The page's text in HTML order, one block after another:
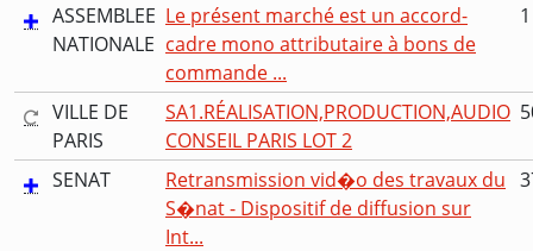
ASSEMBLEE
NATIONALE
Le présent marché est un accord-
cadre mono attributaire à bons de
commande ...
VILLE DE
PARIS
SA1.RÉALISATION,PRODUCTION,AUDIO
CONSEIL PARIS LOT 2
SENAT
Retransmission vid�o des travaux du
S�nat - Dispositif de diffusion sur
Int...